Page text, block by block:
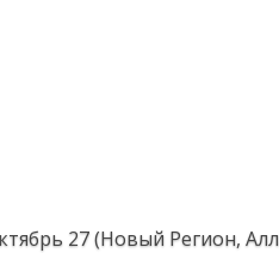
27 (Новый Регион,